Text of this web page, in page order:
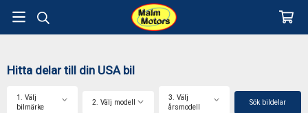
Hitta delar till din USA bil
1. Välj
bilmärke
2. Välj modell
3. Välj
årsmodell
Sök bildelar